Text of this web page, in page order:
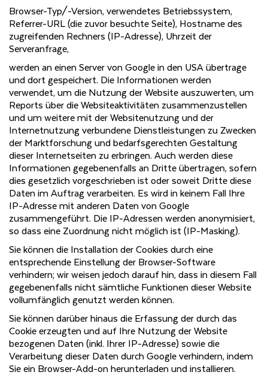
Browser-Typ/-Version, verwendetes Betriebssystem,
Referrer-URL (die zuvor besuchte Seite), Hostname des
zugreifenden Rechners (IP-Adresse), Uhrzeit der
Serveranfrage,
werden an einen Server von Google in den USA übertrage
und dort gespeichert. Die Informationen werden
verwendet, um die Nutzung der Website auszuwerten, um
Reports über die Websiteaktivitäten zusammenzustellen
und um weitere mit der Websitenutzung und der
Internetnutzung verbundene Dienstleistungen zu Zwecken
der Marktforschung und bedarfsgerechten Gestaltung
dieser Internetseiten zu erbringen. Auch werden diese
Informationen gegebenenfalls an Dritte übertragen, sofern
dies gesetzlich vorgeschrieben ist oder soweit Dritte diese
Daten im Auftrag verarbeiten. Es wird in keinem Fall Ihre
IP-Adresse mit anderen Daten von Google
zusammengeführt. Die IP-Adressen werden anonymisiert,
so dass eine Zuordnung nicht möglich ist (IP-Masking).
Sie können die Installation der Cookies durch eine
entsprechende Einstellung der Browser-Software
verhindern; wir weisen jedoch darauf hin, dass in diesem Fall
gegebenenfalls nicht sämtliche Funktionen dieser Website
vollumfänglich genutzt werden können.
Sie können darüber hinaus die Erfassung der durch das
Cookie erzeugten und auf Ihre Nutzung der Website
bezogenen Daten (inkl. Ihrer IP-Adresse) sowie die
Verarbeitung dieser Daten durch Google verhindern, indem
Sie ein Browser-Add-on herunterladen und installieren.